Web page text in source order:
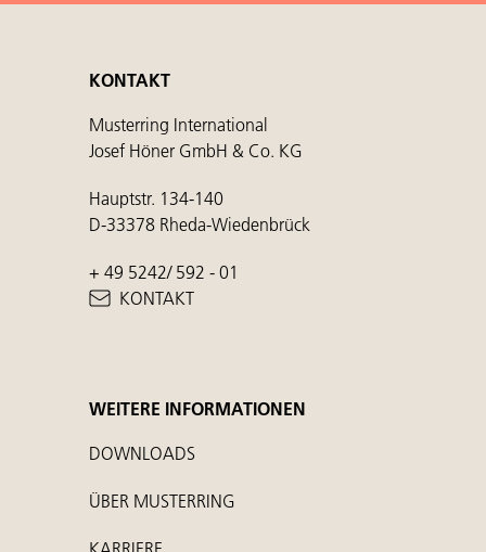
KONTAKT
Musterring International
Josef Höner GmbH & Co. KG
Hauptstr. 134-140
D-33378 Rheda-Wiedenbrück
+ 49 5242/ 592 - 01
KONTAKT
WEITERE INFORMATIONEN
DOWNLOADS
ÜBER MUSTERRING